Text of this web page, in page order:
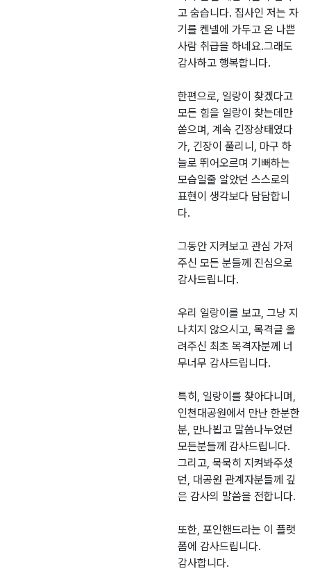
고 숨습니다. 집사인 저는 자
기를 켄넬에 가두고 온 나쁜
사람 취급을 하네요.그래도
감사하고 행복합니다.
한편으로, 일랑이 찾겠다고
모든 힘을 일랑이 찾는데만
쏟으며, 계속 긴장상태였다
가, 긴장이 풀리니, 마구 하
늘로 뛰어오르며 기뻐하는
모습일줄 알았던 스스로의
표현이 생각보다 담담합니
다.
그동안 지켜보고 관심 가져
주신 모든 분들께 진심으로
감사드립니다.
우리 일랑이를 보고, 그냥 지
나치지 않으시고, 목격글 올
려주신 최초 목격자분께 너
무너무 감사드립니다.
특히, 일랑이를 찾아다니며,
인천대공원에서 만난 한분한
분, 만나뵙고 말씀나누었던
모든분들께 감사드립니다.
그리고, 묵묵히 지켜봐주셨
던, 대공원 관계자분들께 깊
은 감사의 말씀을 전합니다.
또한, 포인핸드라는 이 플랫
폼에 감사드립니다.